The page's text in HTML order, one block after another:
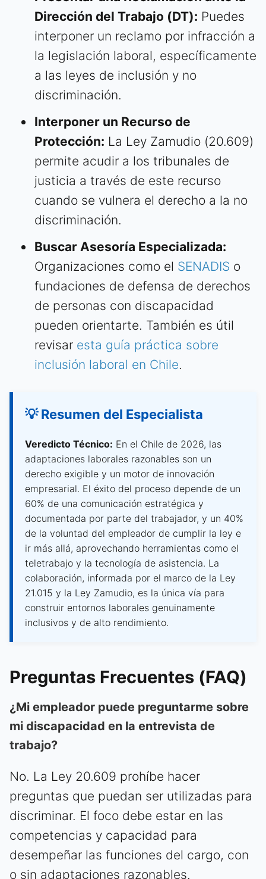
Dirección del Trabajo (DT): Puedes
interponer un reclamo por infracción a
la legislación laboral, específicamente
a las leyes de inclusión y no
discriminación.
Interponer un Recurso de
Protección: La Ley Zamudio (20.609)
permite acudir a los tribunales de
justicia a través de este recurso
cuando se vulnera el derecho a la no
discriminación.
Buscar Asesoría Especializada:
Organizaciones como el SENADIS o
fundaciones de defensa de derechos
de personas con discapacidad
pueden orientarte. También es útil
revisar esta guía práctica sobre
inclusión laboral en Chile.
💡 Resumen del Especialista
Veredicto Técnico: En el Chile de 2026, las
adaptaciones laborales razonables son un
derecho exigible y un motor de innovación
empresarial. El éxito del proceso depende de un
60% de una comunicación estratégica y
documentada por parte del trabajador, y un 40%
de la voluntad del empleador de cumplir la ley e
ir más allá, aprovechando herramientas como el
teletrabajo y la tecnología de asistencia. La
colaboración, informada por el marco de la Ley
21.015 y la Ley Zamudio, es la única vía para
construir entornos laborales genuinamente
inclusivos y de alto rendimiento.
Preguntas Frecuentes (FAQ)
¿Mi empleador puede preguntarme sobre
mi discapacidad en la entrevista de
trabajo?
No. La Ley 20.609 prohíbe hacer
preguntas que puedan ser utilizadas para
discriminar. El foco debe estar en las
competencias y capacidad para
desempeñar las funciones del cargo, con
o sin adaptaciones razonables.